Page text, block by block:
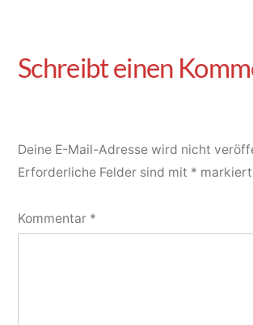
Deine E-Mail-Adresse wird nicht
Erforderliche Felder sind mit * markiert
Kommentar *